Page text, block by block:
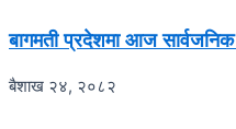
बागमती प्रदेशमा आज सार्वजनिक
बैशाख २४, २०८२